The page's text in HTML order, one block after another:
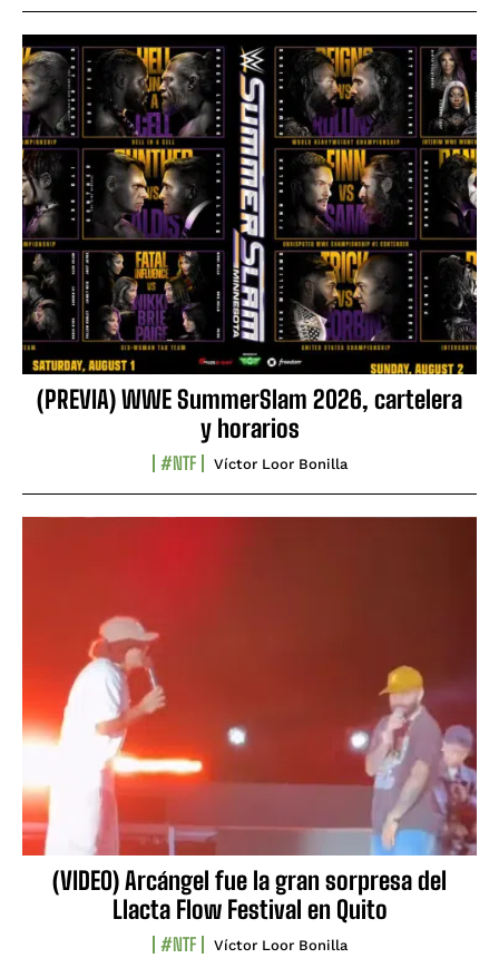
(PREVIA) WWE SummerSlam 2026, cartelera
y horarios
#NTF Víctor Loor Bonilla
(VIDEO) Arcángel fue la gran sorpresa del
Llacta Flow Festival en Quito
#NTF Víctor Loor Bonilla